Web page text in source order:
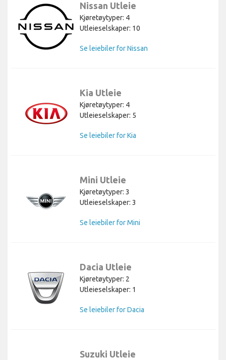
Nissan Utleie
Kjøretøytyper: 4
Utleieselskaper: 10
Se leiebiler for Nissan
Kia Utleie
Kjøretøytyper: 4
Utleieselskaper: 5
Se leiebiler for Kia
Mini Utleie
Kjøretøytyper: 3
Utleieselskaper: 3
Se leiebiler for Mini
Dacia Utleie
Kjøretøytyper: 2
Utleieselskaper: 1
Se leiebiler for Dacia
Suzuki Utleie